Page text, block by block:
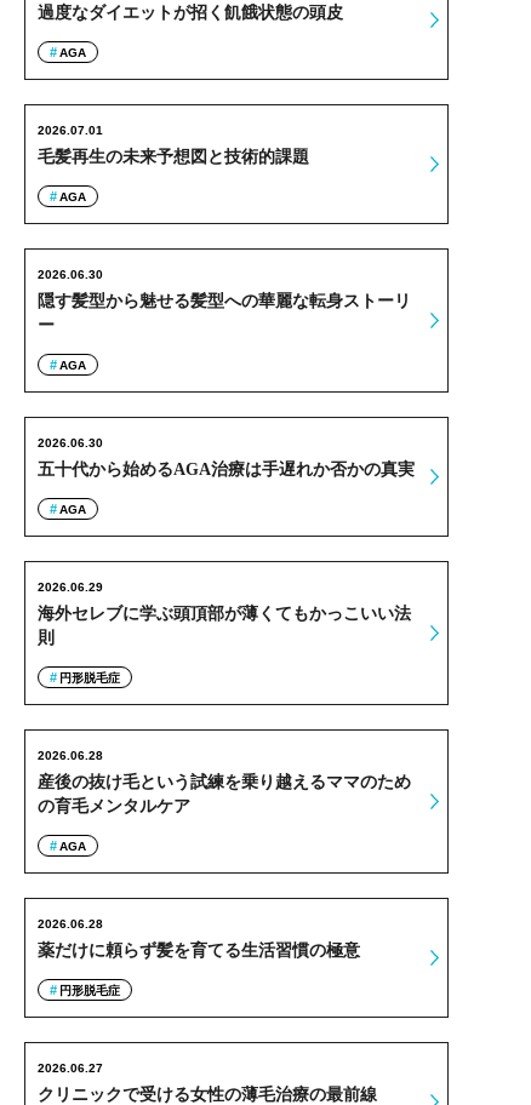
過度なダイエットが招く飢餓状態の頭皮
AGA
毛髪再生の未来予想図と技術的課題
2026.07.01
AGA
隠す髪型から魅せる髪型への華麗な転身ストーリ
ー
2026.06.30
AGA
五十代から始めるAGA治療は手遅れか否かの真実
2026.06.30
AGA
海外セレブに学ぶ頭頂部が薄くてもかっこいい法
則
2026.06.29
円形脱毛症
産後の抜け毛という試練を乗り越えるママのため
の育毛メンタルケア
2026.06.28
AGA
薬だけに頼らず髪を育てる生活習慣の極意
2026.06.28
円形脱毛症
クリニックで受ける女性の薄毛治療の最前線
2026.06.27